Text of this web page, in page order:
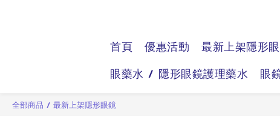
首頁 優惠活動 最新上架隱形
眼藥水 / 隱形眼鏡護理藥水
眼
全部商品 / 最新上架隱形眼鏡